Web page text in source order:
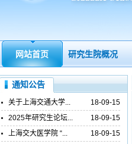
网站首页 研究生院概况
通知公告
关于上海交通大学...
18-09-15
2025年研究生论坛...
18-09-15
上海交大医学院 “...
18-09-15